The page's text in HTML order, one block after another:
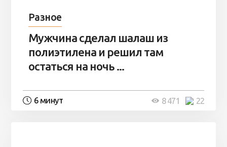
Разное
Мужчина сделал шалаш из
полиэтилена и решил там
остаться на ночь ...
6 минут 22
8 471